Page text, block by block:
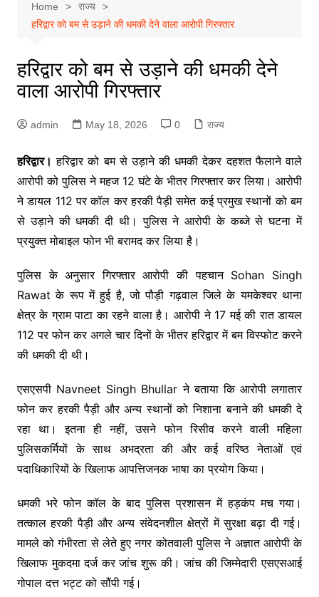
Home
राज्य
हरिद्वार को बम से उड़ाने की धमकी देने वाला आरोपी गिरफ्तार
हरिद्वार को बम से उड़ाने की धमकी देने
वाला आरोपी गिरफ्तार
admin May 18, 2026 0 राज्य
हरिद्वार। हरिद्वार को बम से उड़ाने की धमकी देकर दहशत फैलाने वाले
आरोपी को पुलिस ने महज 12 घंटे के भीतर गिरफ्तार कर लिया। आरोपी
ने डायल 112 पर कॉल कर हरकी पैड़ी समेत कई प्रमुख स्थानों को बम
से उड़ाने की धमकी दी थी। पुलिस ने आरोपी के कब्जे से घटना में
प्रयुक्त मोबाइल फोन भी बरामद कर लिया है।
पुलिस के अनुसार गिरफ्तार आरोपी की पहचान Sohan Singh
Rawat के रूप में हुई है, जो पौड़ी गढ़वाल जिले के यमकेश्वर थाना
क्षेत्र के ग्राम पाटा का रहने वाला है। आरोपी ने 17 मई की रात डायल
112 पर फोन कर अगले चार दिनों के भीतर हरिद्वार में बम विस्फोट करने
की धमकी दी थी।
एसएसपी Navneet Singh Bhullar ने बताया कि आरोपी लगातार
फोन कर हरकी पैड़ी और अन्य स्थानों को निशाना बनाने की धमकी दे
रहा था। इतना ही नहीं, उसने फोन रिसीव करने वाली महिला
पुलिसकर्मियों के साथ अभद्रता की और कई वरिष्ठ नेताओं एवं
पदाधिकारियों के खिलाफ आपत्तिजनक भाषा का प्रयोग किया।
धमकी भरे फोन कॉल के बाद पुलिस प्रशासन में हड़कंप मच गया।
तत्काल हरकी पैड़ी और अन्य संवेदनशील क्षेत्रों में सुरक्षा बढ़ा दी गई।
मामले को गंभीरता से लेते हुए नगर कोतवाली पुलिस ने अज्ञात आरोपी के
खिलाफ मुकदमा दर्ज कर जांच शुरू की। जांच की जिम्मेदारी एसएसआई
गोपाल दत्त भट्ट को सौंपी गई।